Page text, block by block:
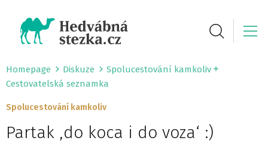
Homepage Diskuze
Spolucestování kamkoliv
Cestovatelská seznamka
Spolucestování kamkoliv
Partak ‚do koca i do voza‘ :)